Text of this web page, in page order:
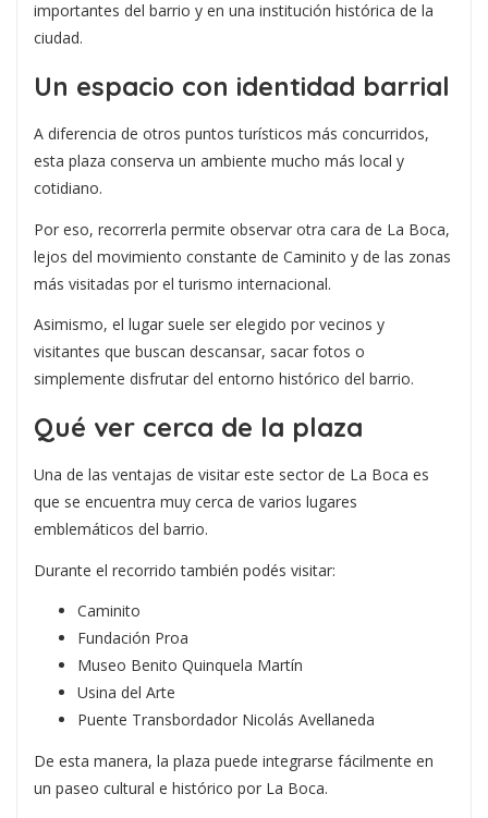
importantes del barrio y en una institución histórica de la
ciudad.
Un espacio con identidad barrial
A diferencia de otros puntos turísticos más concurridos,
esta plaza conserva un ambiente mucho más local y
cotidiano.
Por eso, recorrerla permite observar otra cara de La Boca,
lejos del movimiento constante de Caminito y de las zonas
más visitadas por el turismo internacional.
Asimismo, el lugar suele ser elegido por vecinos y
visitantes que buscan descansar, sacar fotos o
simplemente disfrutar del entorno histórico del barrio.
Qué ver cerca de la plaza
Una de las ventajas de visitar este sector de La Boca es
que se encuentra muy cerca de varios lugares
emblemáticos del barrio.
Durante el recorrido también podés visitar:
Caminito
Fundación Proa
Museo Benito Quinquela Martín
Usina del Arte
Puente Transbordador Nicolás Avellaneda
De esta manera, la plaza puede integrarse fácilmente en
un paseo cultural e histórico por La Boca.